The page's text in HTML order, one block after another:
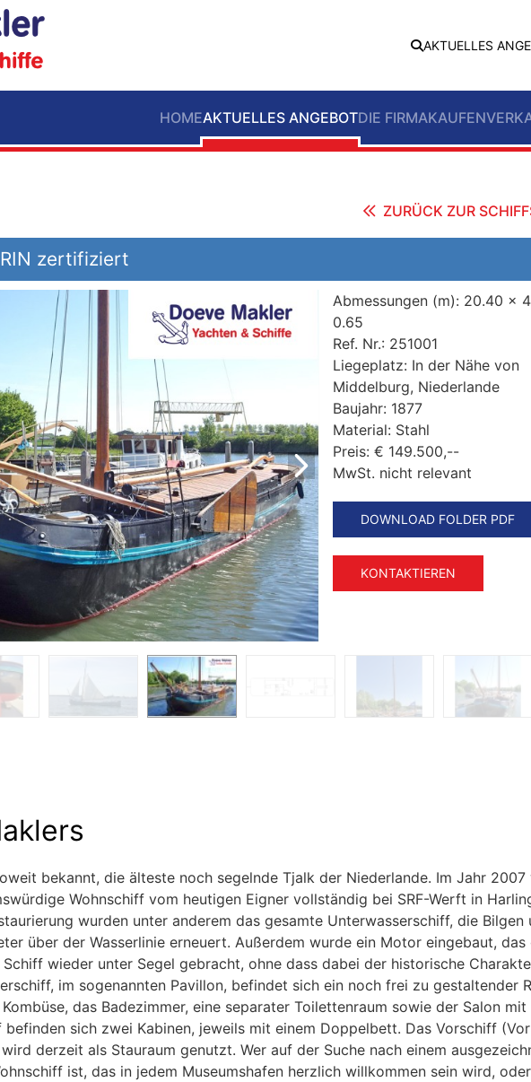
AKTUELLES
HOMEAKTUELLES ANGEBOTDIE FIRMAKAUFEN
ZURÜCK ZUR
zertifiziert
Abmessungen (m): 20.40 x
0.65
Ref. Nr.: 251001
Liegeplatz: In der Nähe von
Middelburg, Niederlande
Baujahr: 1877
Material: Stahl
Preis: € 149.500,--
MwSt. nicht relevant
DOWNLOAD FOLDER PDF
KONTAKTIEREN
bekannt, die älteste noch segelnde Tjalk der Niederlande. Im Jahr 2007
Wohnschiff vom heutigen Eigner vollständig bei SRF-Werft in
wurden unter anderem das gesamte Unterwasserschiff, die Bilgen
über der Wasserlinie erneuert. Außerdem wurde ein Motor eingebaut, das
wieder unter Segel gebracht, ohne dass dabei der historische
im sogenannten Pavillon, befindet sich ein noch frei zu gestaltender
das Badezimmer, eine separater Toilettenraum sowie der Salon mit
sich zwei Kabinen, jeweils mit einem Doppelbett. Das Vorschiff
derzeit als Stauraum genutzt. Wer auf der Suche nach einem
ist, das in jedem Museumshafen herzlich willkommen sein wird,